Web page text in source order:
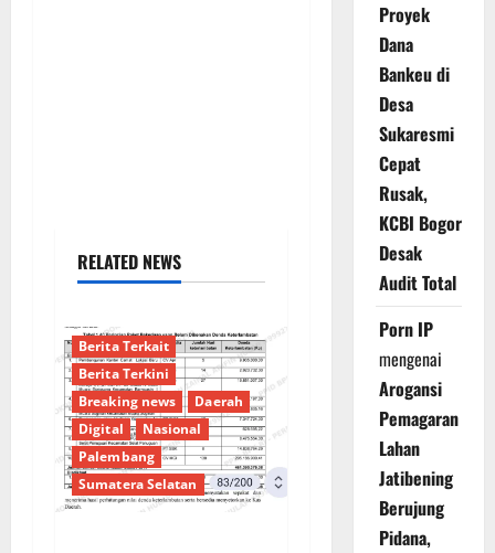
RELATED NEWS
Berita Terkait
Berita Terkini
Breaking news
Daerah
Digital
Nasional
Palembang
Sumatera Selatan
Proyek
Dana
Bankeu di
Desa
Sukaresmi
Cepat
Rusak,
KCBI Bogor
Desak
Audit Total
Porn IP
mengenai
Arogansi
Pemagaran
Lahan
Jatibening
Berujung
Pidana,